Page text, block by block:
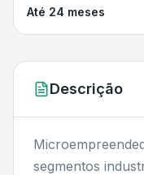
Até 24 meses
Descrição
segmentos